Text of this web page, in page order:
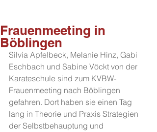
Frauenmeeting in
Böblingen
Silvia Apfelbeck, Melanie Hinz, Gabi
Eschbach und Sabine Vöckt von der
Karateschule sind zum KVBW-
Frauenmeeting nach Böblingen
gefahren. Dort haben sie einen Tag
lang in Theorie und Praxis Strategien
der Selbstbehauptung und